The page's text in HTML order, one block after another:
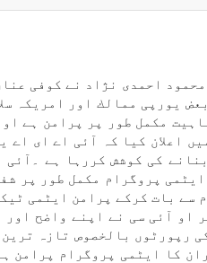
احمدی نژاد نے كوفی
يورپی ممالك اور امريكہ
مكمل طور پر پرامن ہے
اعلان كيا كہ آئی اے ای
كی كوشش كررہا ہے
پروگرام مكمل طور پر
سے بات كركے پرامن ایٹمی
او آئی سی نے اپنے واضح
رپورٹوں بالخصوص تازہ
كا ایٹمی پروگرام پرامن